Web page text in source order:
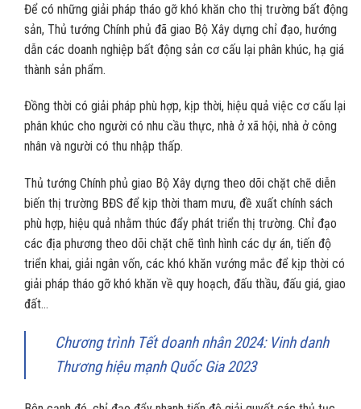
Để có những giải pháp tháo gỡ khó khăn cho thị trường bất động
sản, Thủ tướng Chính phủ đã giao Bộ Xây dựng chỉ đạo, hướng
dẫn các doanh nghiệp bất động sản cơ cấu lại phân khúc, hạ giá
thành sản phẩm.
Đồng thời có giải pháp phù hợp, kịp thời, hiệu quả việc cơ cấu lại
phân khúc cho người có nhu cầu thực, nhà ở xã hội, nhà ở công
nhân và người có thu nhập thấp.
Thủ tướng Chính phủ giao Bộ Xây dựng theo dõi chặt chẽ diễn
biến thị trường BĐS để kịp thời tham mưu, đề xuất chính sách
phù hợp, hiệu quả nhằm thúc đẩy phát triển thị trường. Chỉ đạo
các địa phương theo dõi chặt chẽ tình hình các dự án, tiến độ
triển khai, giải ngân vốn, các khó khăn vướng mắc để kịp thời có
giải pháp tháo gỡ khó khăn về quy hoạch, đấu thầu, đấu giá, giao
đất…
Chương trình Tết doanh nhân 2024: Vinh danh
Thương hiệu mạnh Quốc Gia 2023